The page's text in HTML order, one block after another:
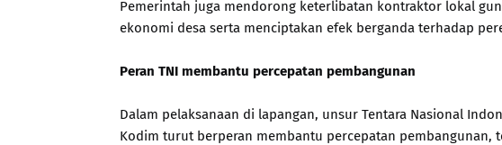
Pemerintah juga mendorong keterlibatan kontraktor lokal
ekonomi desa serta menciptakan efek berganda terhadap
Peran TNI membantu percepatan pembangunan
Dalam pelaksanaan di lapangan, unsur Tentara Nasional
Kodim turut berperan membantu percepatan pembangunan,